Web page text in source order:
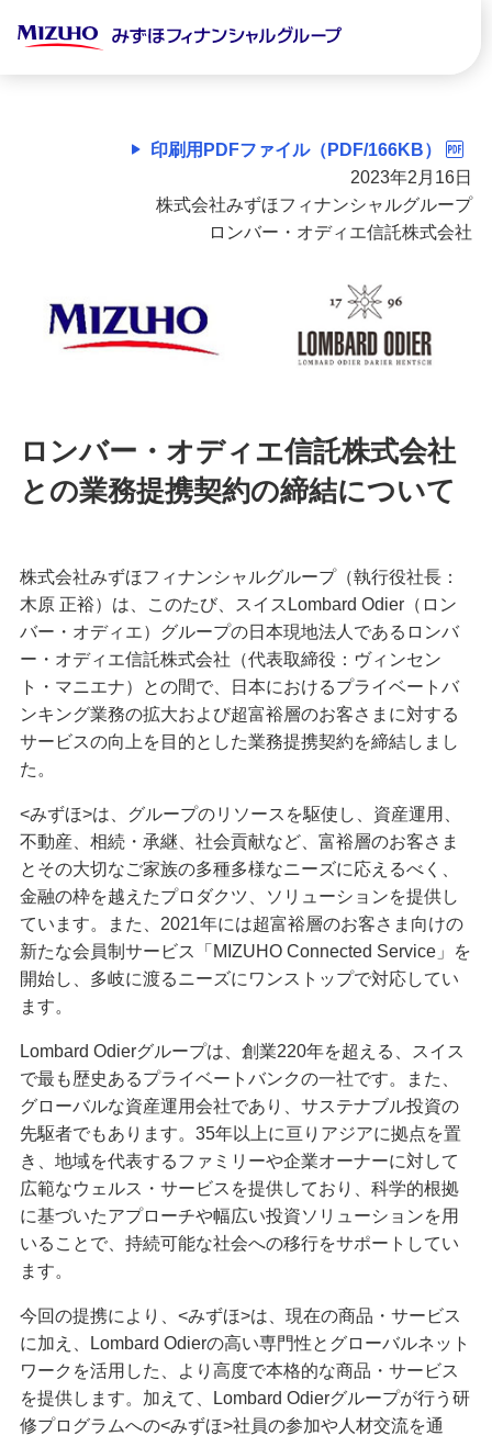
印刷用PDFファイル（PDF/166KB）
2023年2月16日
株式会社みずほフィナンシャルグループ
ロンバー・オディエ信託株式会社
ロンバー・オディエ信託株式会社
との業務提携契約の締結について
株式会社みずほフィナンシャルグループ（執行役社長：
木原 正裕）は、このたび、スイスLombard Odier（ロン
バー・オディエ）グループの日本現地法人であるロンバ
ー・オディエ信託株式会社（代表取締役：ヴィンセン
ト・マニエナ）との間で、日本におけるプライベートバ
ンキング業務の拡大および超富裕層のお客さまに対する
サービスの向上を目的とした業務提携契約を締結しまし
た。
<みずほ>は、グループのリソースを駆使し、資産運用、
不動産、相続・承継、社会貢献など、富裕層のお客さま
とその大切なご家族の多種多様なニーズに応えるべく、
金融の枠を越えたプロダクツ、ソリューションを提供し
ています。また、2021年には超富裕層のお客さま向けの
新たな会員制サービス「MIZUHO Connected Service」を
開始し、多岐に渡るニーズにワンストップで対応してい
ます。
Lombard Odierグループは、創業220年を超える、スイス
で最も歴史あるプライベートバンクの一社です。また、
グローバルな資産運用会社であり、サステナブル投資の
先駆者でもあります。35年以上に亘りアジアに拠点を置
き、地域を代表するファミリーや企業オーナーに対して
広範なウェルス・サービスを提供しており、科学的根拠
に基づいたアプローチや幅広い投資ソリューションを用
いることで、持続可能な社会への移行をサポートしてい
ます。
今回の提携により、<みずほ>は、現在の商品・サービス
に加え、Lombard Odierの高い専門性とグローバルネット
ワークを活用した、より高度で本格的な商品・サービス
を提供します。加えて、Lombard Odierグループが行う研
修プログラムへの<みずほ>社員の参加や人材交流を通